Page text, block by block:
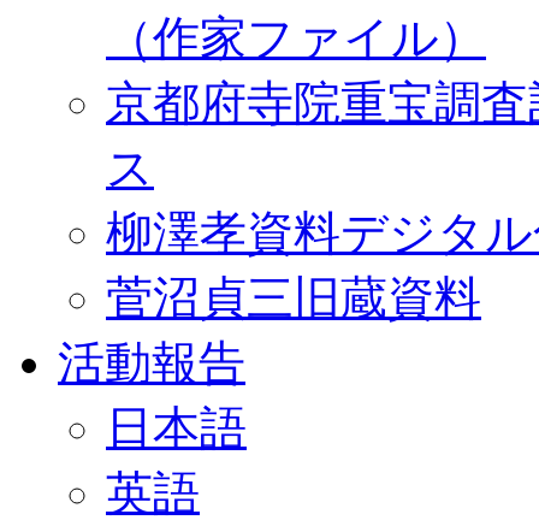
（作家ファイル）
京都府寺院重宝調
ス
柳澤孝資料デジタ
菅沼貞三旧蔵資料
活動報告
日本語
英語